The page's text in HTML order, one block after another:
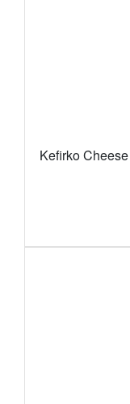
Kefirko